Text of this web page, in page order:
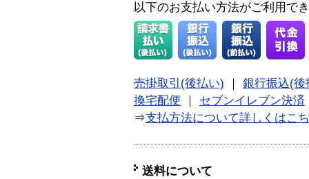
以下のお支払い方法がご利用で
売掛取引(後払い)
銀行振込(後
換宅配便
セブンイレブン決済
⇒支払方法について詳しくはこ
送料について